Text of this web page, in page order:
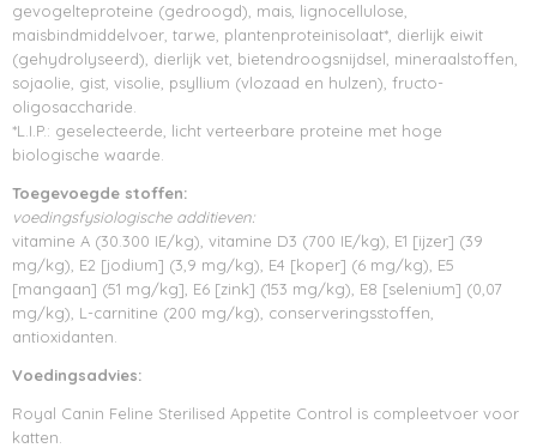
gevogelteproteine (gedroogd), mais, lignocellulose,
maisbindmiddelvoer, tarwe, plantenproteinisolaat*, dierlijk eiwit
(gehydrolyseerd), dierlijk vet, bietendroogsnijdsel, mineraalstoffen,
sojaolie, gist, visolie, psyllium (vlozaad en hulzen), fructo-
oligosaccharide.
*L.I.P.: geselecteerde, licht verteerbare proteine met hoge
biologische waarde.
Toegevoegde stoffen:
voedingsfysiologische additieven:
vitamine A (30.300 IE/kg), vitamine D3 (700 IE/kg), E1 [ijzer] (39
mg/kg), E2 [jodium] (3,9 mg/kg), E4 [koper] (6 mg/kg), E5
[mangaan] (51 mg/kg], E6 [zink] (153 mg/kg), E8 [selenium] (0,07
mg/kg), L-carnitine (200 mg/kg), conserveringsstoffen,
antioxidanten.
Voedingsadvies:
Royal Canin Feline Sterilised Appetite Control is compleetvoer voor
katten.